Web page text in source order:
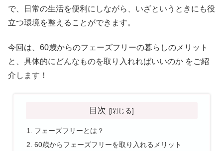
で、日常の生活を便利にしながら、いざというときにも役
立つ環境を整えることができます。
今回は、60歳からのフェーズフリーの暮らしのメリット
と、具体的にどんなものを取り入れればいいのか をご紹
介します！
目次
フェーズフリーとは？
60歳からフェーズフリーを取り入れるメリット